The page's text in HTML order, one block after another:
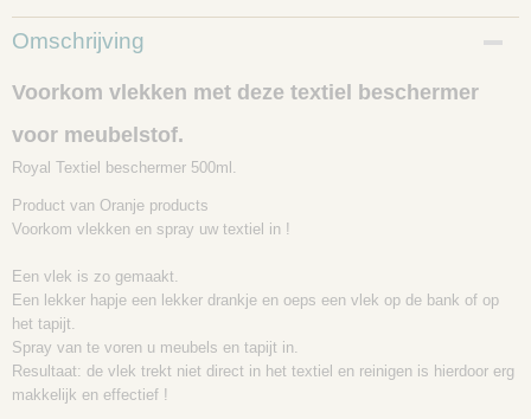
Productcode
520-2
Omschrijving
Voorkom vlekken met deze textiel beschermer
voor meubelstof.
Royal Textiel beschermer 500ml.
Product van Oranje products
Voorkom vlekken en spray uw textiel in !
Een vlek is zo gemaakt.
Een lekker hapje een lekker drankje en oeps een vlek op de bank of op
het tapijt.
Spray van te voren u meubels en tapijt in.
Resultaat: de vlek trekt niet direct in het textiel en reinigen is hierdoor erg
makkelijk en effectief !